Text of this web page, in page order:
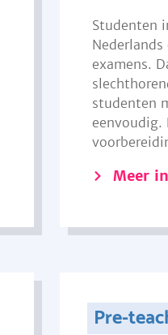
Studenten
examens.
studenten
eenvoudig.
Meer
Pre-